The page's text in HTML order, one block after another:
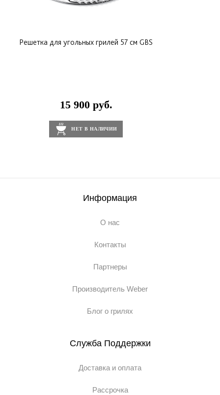
Решетка для угольных грилей 57 см GBS
15 900 руб.
НЕТ В НАЛИЧИИ
Информация
О нас
Контакты
Партнеры
Производитель Weber
Блог о грилях
Служба Поддержки
Доставка и оплата
Рассрочка